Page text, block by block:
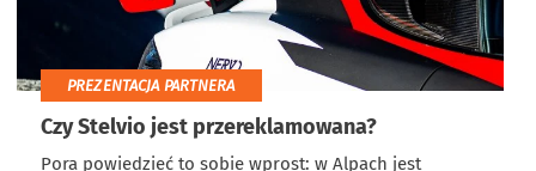
PREZENTACJA PARTNERA
Czy Stelvio jest przereklamowana?
Pora powiedzieć to sobie wprost: w Alpach jest